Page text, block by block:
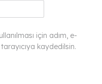
için adım, e-
kaydedilsin.